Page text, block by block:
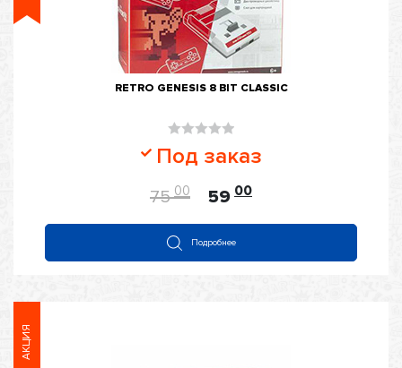
RETRO GENESIS 8 BIT CLASSIC
Оценка
0
из
5
Под заказ
75 00 59 00
Подробнее
АКЦИЯ